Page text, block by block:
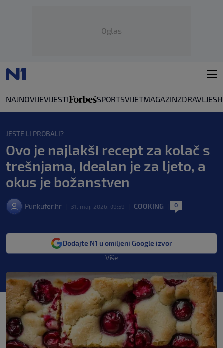
Oglas
NAJNOVIJEVIJESTI SPORTSVIJETMAGAZINZDRAVLJE
JESTE LI PROBALI?
Ovo je najlakši recept za kolač s
trešnjama, idealan je za ljeto, a
okus je božanstven
Punkufer.hr 31. maj. 2026. 09:59 COOKING 0
Dodajte N1 u omiljeni Google izvor
Više